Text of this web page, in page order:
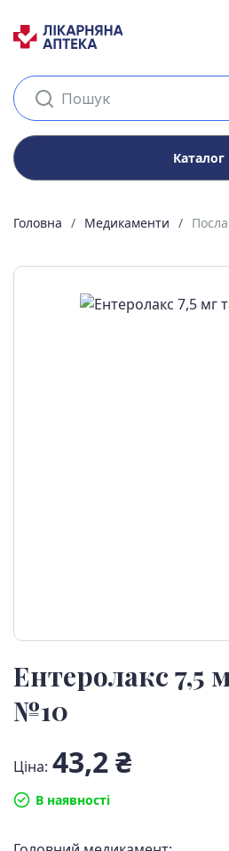
Каталог
Головна Медикаменти
Ентеролакс 7,5
№10
Ціна: 43,2 ₴
В наявності